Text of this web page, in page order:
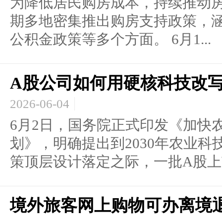
期多地密集推出购房支持政策，
公积金政策等多个方面。 6月1...
A股公司如何用硬核科技改
2026-06-04
6月2日，国务院正式印发《加快
划》，明确提出到2030年农业科
策顶层设计落定之际，一批A股
境外旅客网上购物可办离境